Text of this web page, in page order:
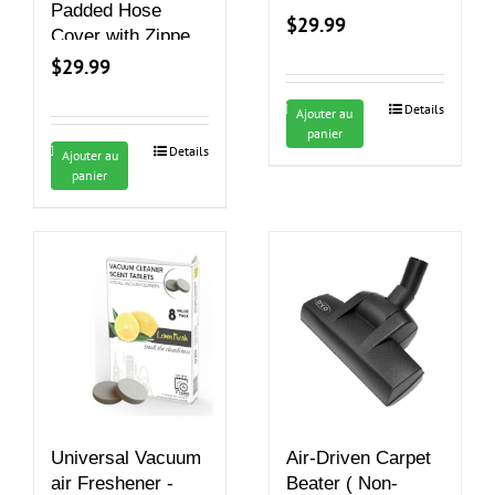
Padded Hose
Cover with Zipper,
Machine Washable
$29.99
Ajouter au
panier
Details
$29.99
Ajouter au
panier
Details
Universal Vacuum
air Freshener -
Air-Driven Carpet
Beater ( Non-